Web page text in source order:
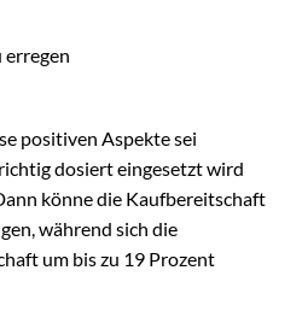
erregen
positiven Aspekte sei
dosiert eingesetzt wird
könne die Kaufbereitschaft
während sich die
um bis zu 19 Prozent